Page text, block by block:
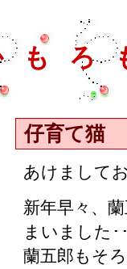
もろ
仔育て猫
あけまして
新年早々、
まいました･
蘭五郎もそ